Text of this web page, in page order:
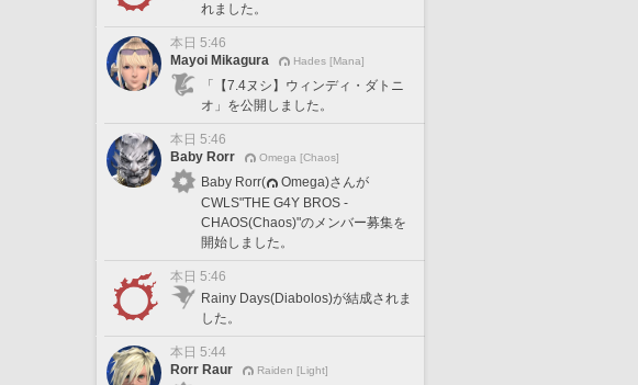
れました。
本日 5:46
Mayoi Mikagura
Hades [Mana]
「【7.4ヌシ】ウィンディ・ダトニ
オ」を公開しました。
本日 5:46
Baby Rorr
Omega [Chaos]
Baby Rorr(
Omega)さんが
CWLS"THE G4Y BROS -
CHAOS(Chaos)"のメンバー募集を
開始しました。
本日 5:46
Rainy Days(Diabolos)が結成されま
した。
本日 5:44
Rorr Raur
Raiden [Light]